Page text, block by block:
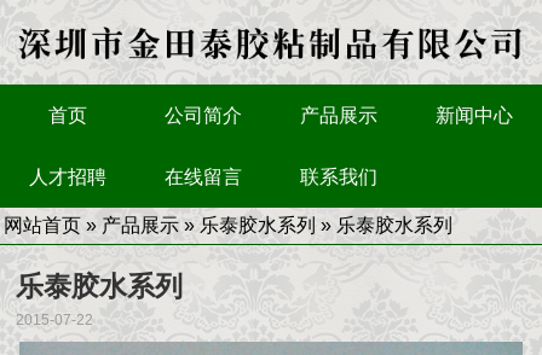
首页 公司简介 产品展示 新闻中心
人才招聘 在线留言 联系我们
网站首页 » 产品展示 » 乐泰胶水系列 » 乐泰胶水系列
乐泰胶水系列
2015-07-22